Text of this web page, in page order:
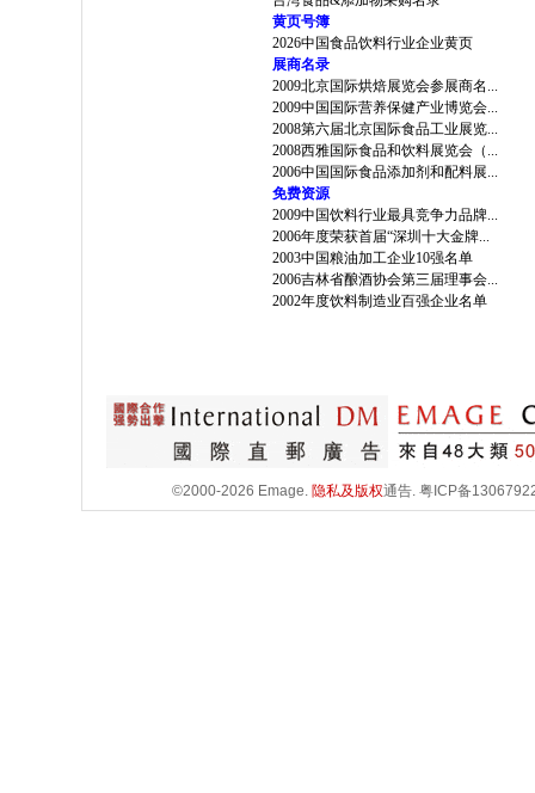
黄页号簿
2026中国食品饮料行业企业黄页
展商名录
2009北京国际烘焙展览会参展商名...
2009中国国际营养保健产业博览会...
2008第六届北京国际食品工业展览...
2008西雅国际食品和饮料展览会（...
2006中国国际食品添加剂和配料展...
免费资源
2009中国饮料行业最具竞争力品牌...
2006年度荣获首届“深圳十大金牌...
2003中国粮油加工企业10强名单
2006吉林省酿酒协会第三届理事会...
2002年度饮料制造业百强企业名单
©2000-2026 Emage. 隐私及版权通告. 粤ICP备